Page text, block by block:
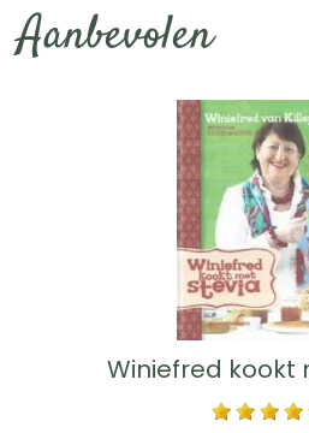
Aanbevolen
Winiefred kookt